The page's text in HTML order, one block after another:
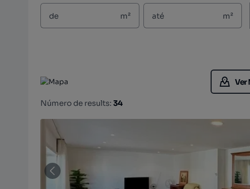
m² m²
Ver
Número de results: 34